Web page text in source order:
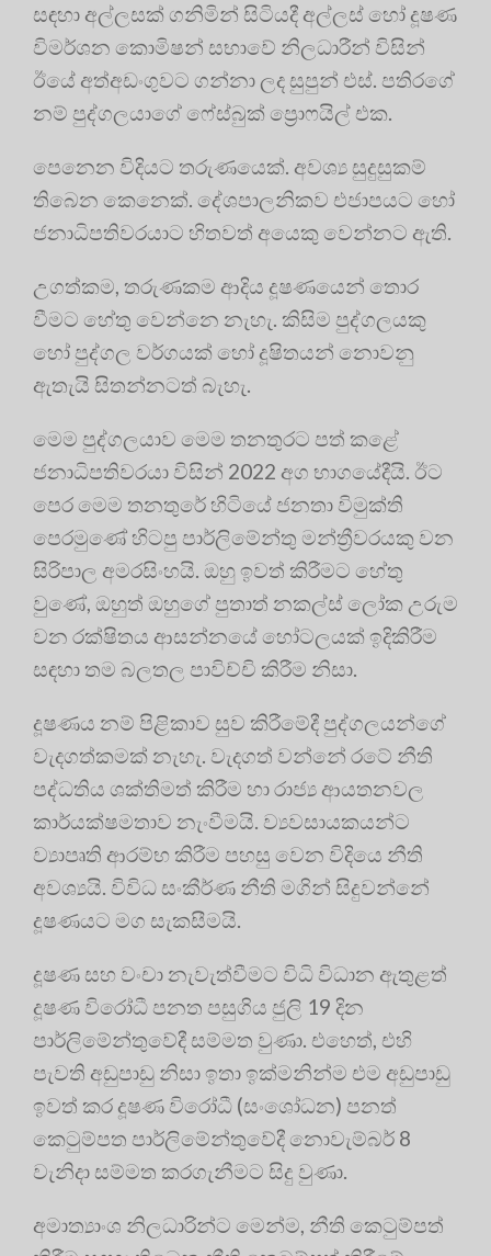
සඳහා අල්ලසක් ගනිමින් සිටියදී අල්ලස් හෝ දූෂණ
විමර්ශන කොමිෂන් සභාවේ නිලධාරීන් විසින්
ඊයේ අත්අඩංගුවට ගන්නා ලද සුපුන් එස්. පතිරගේ
නම් පුද්ගලයාගේ ෆේස්බුක් ප්‍රොෆයිල් එක.
පෙනෙන විදියට තරුණයෙක්. අවශ්‍ය සුදුසුකම්
තිබෙන කෙනෙක්. දේශපාලනිකව එජාපයට හෝ
ජනාධිපතිවරයාට හිතවත් අයෙකු වෙන්නට ඇති.
උගත්කම, තරුණකම ආදිය දූෂණයෙන් තොර
වීමට හේතු වෙන්නෙ නැහැ. කිසිම පුද්ගලයකු
හෝ පුද්ගල වර්ගයක් හෝ දූෂිතයන් නොවනු
ඇතැයි සිතන්නටත් බැහැ.
මෙම පුද්ගලයාව මෙම තනතුරට පත් කළේ
ජනාධිපතිවරයා විසින් 2022 අග භාගයේදීයි. ඊට
පෙර මෙම තනතුරේ හිටියේ ජනතා විමුක්ති
පෙරමුණේ හිටපු පාර්ලිමේන්තු මන්ත්‍රීවරයකු වන
සිරිපාල අමරසිංහයි. ඔහු ඉවත් කිරීමට හේතු
වුණේ, ඔහුත් ඔහුගේ පුතාත් නකල්ස් ලෝක උරුම
වන රක්ෂිතය ආසන්නයේ හෝටලයක් ඉදිකිරීම
සඳහා තම බලතල පාවිච්චි කිරීම නිසා.
දූෂණය නම් පිළිකාව සුව කිරීමේදී පුද්ගලයන්ගේ
වැදගත්කමක් නැහැ. වැදගත් වන්නේ රටේ නීති
පද්ධතිය ශක්තිමත් කිරීම හා රාජ්‍ය ආයතනවල
කාර්යක්ෂමතාව නැංවීමයි. ව්‍යවසායකයන්ට
ව්‍යාපෘති ආරම්භ කිරීම පහසු වෙන විදියෙ නීති
අවශ්‍යයි. විවිධ සංකීර්ණ නීති මගින් සිදුවන්නේ
දූෂණයට මග සැකසීමයි.
දූෂණ සහ වංචා නැවැත්වීමට විධි විධාන ඇතුළත්
දූෂණ විරෝධී පනත පසුගිය ජුලි 19 දින
පාර්ලිමේන්තුවේදී සම්මත වුණා. එහෙත්, එහි
පැවති අඩුපාඩු නිසා ඉතා ඉක්මනින්ම එම අඩුපාඩු
ඉවත් කර දූෂණ විරෝධී (සංශෝධන) පනත්
කෙටුම්පත පාර්ලිමේන්තුවේදී නොවැම්බර් 8
වැනිදා සම්මත කරගැනීමට සිදු වුණා.
අමාත්‍යාංශ නිලධාරින්ට මෙන්ම, නීති කෙටුම්පත්